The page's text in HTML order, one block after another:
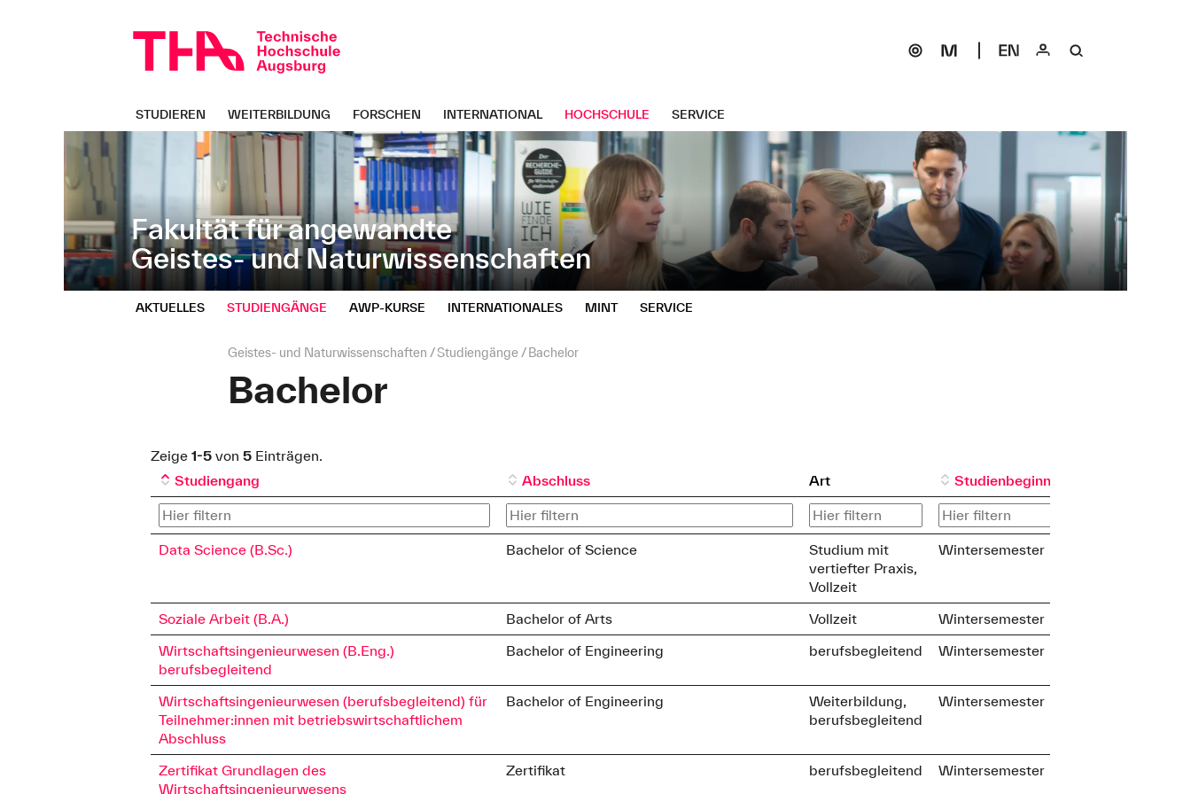
überspringen
Fakultät für angewandte
Geistes- und Naturwissenschaften
STUDIEREN WEITERBILDUNG FORSCHEN INTERNATIONAL HOCHSCHULE SERVICE
AKTUELLES STUDIENGÄNGE AWP‑KURSE INTERNATIONALES MINT SERVICE
Seitenpfad:
Geistes- und Naturwissenschaften Studiengänge Bachelor
Bachelor
Zeige1-5 von5 Einträgen.
Studiengang
Abschluss Art Studienbeginn
Data Science (B.Sc.) Bachelor of Science
Studium mit
vertiefter Praxis,
Vollzeit
Wintersemester
Soziale Arbeit (B.A.) Bachelor of Arts Vollzeit
Wintersemester
Wirtschaftsingenieurwesen (B.Eng.)
berufsbegleitend
Bachelor of Engineering berufsbegleitend Wintersemester
Wirtschaftsingenieurwesen (berufsbegleitend) für
Teilnehmer:innen mit betriebswirtschaftlichem
Abschluss
Bachelor of Engineering
Weiterbildung,
berufsbegleitend
Wintersemester
Zertifikat Grundlagen des
Wirtschaftsingenieurwesens
Zertifikat berufsbegleitend Wintersemester